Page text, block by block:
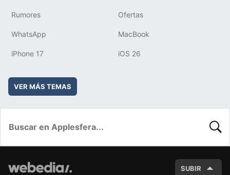
Rumores Ofertas
WhatsApp MacBook
iPhone 17 iOS 26
VER MÁS TEMAS
SUBIR